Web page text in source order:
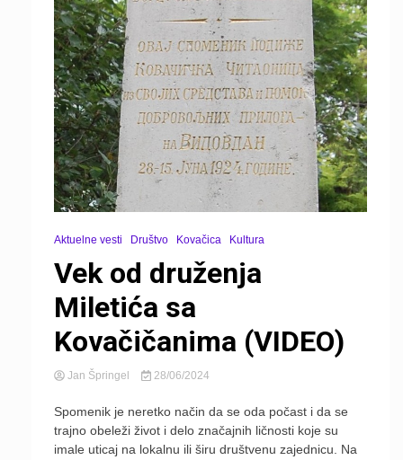
Aktuelne vesti Društvo Kovačica Kultura
Vek od druženja
Miletića sa
Kovačičanima (VIDEO)
Jan Špringel 28/06/2024
Spomenik je neretko način da se oda počast i da se
trajno obeleži život i delo značajnih ličnosti koje su
imale uticaj na lokalnu ili širu društvenu zajednicu. Na